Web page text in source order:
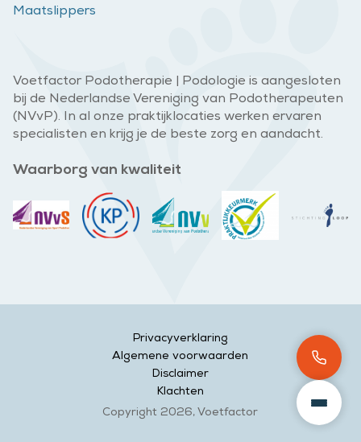
Voetfactor Podotherapie | Podologie is aangesloten
bij de Nederlandse Vereniging van Podotherapeuten
(NVvP). In al onze praktijklocaties werken ervaren
specialisten en krijg je de beste zorg en aandacht.
Waarborg van kwaliteit
Maatslippers
Copyright 2026, Voetfactor
Privacyverklaring
Algemene voorwaarden
Disclaimer
Klachten